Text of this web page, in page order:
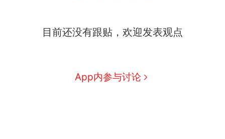
目前还没有跟贴，欢迎发表观点
App内参与讨论